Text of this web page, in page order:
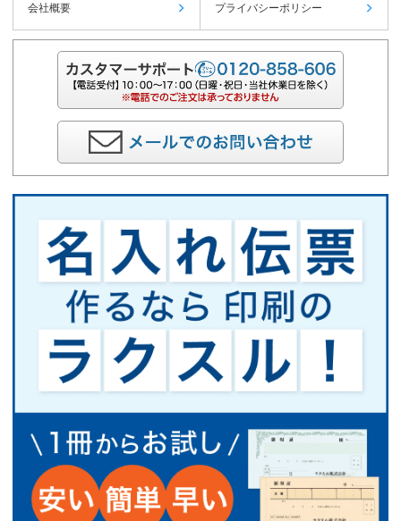
会社概要 プライバシーポリシー